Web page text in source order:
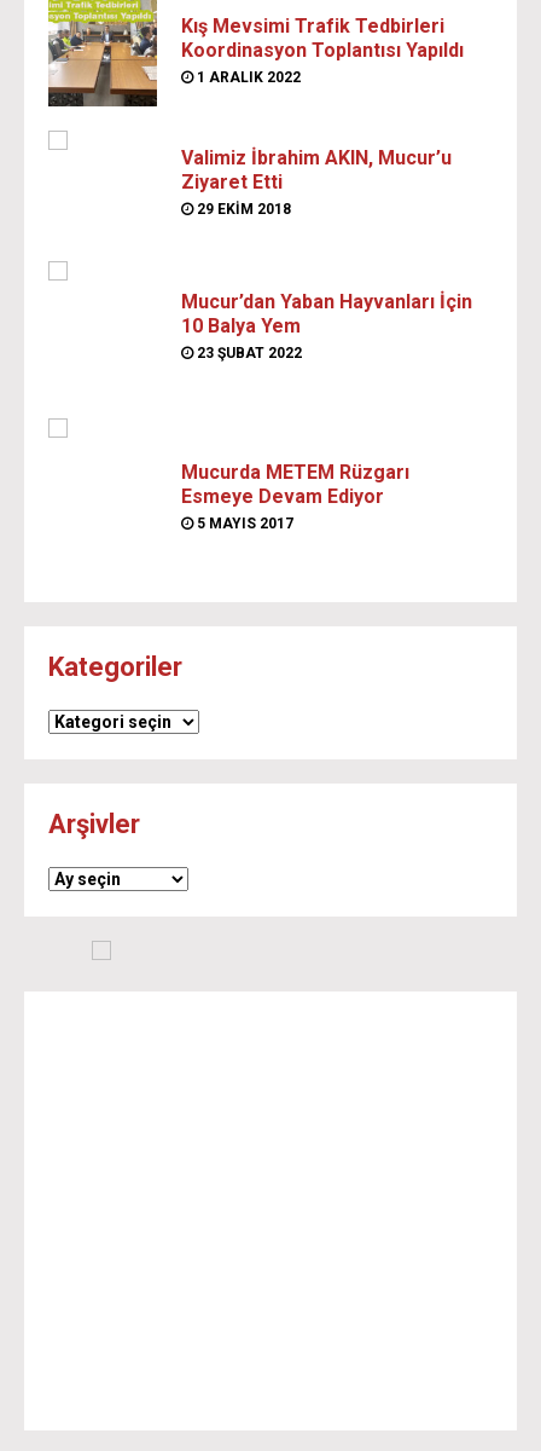
Kış Mevsimi Trafik Tedbirleri
Koordinasyon Toplantısı Yapıldı
1 ARALIK 2022
Valimiz İbrahim AKIN, Mucur’u
Ziyaret Etti
29 EKIM 2018
Mucur’dan Yaban Hayvanları İçin
10 Balya Yem
23 ŞUBAT 2022
Mucurda METEM Rüzgarı
Esmeye Devam Ediyor
5 MAYIS 2017
Kategoriler
Kategoriler
Arşivler
Arşivler